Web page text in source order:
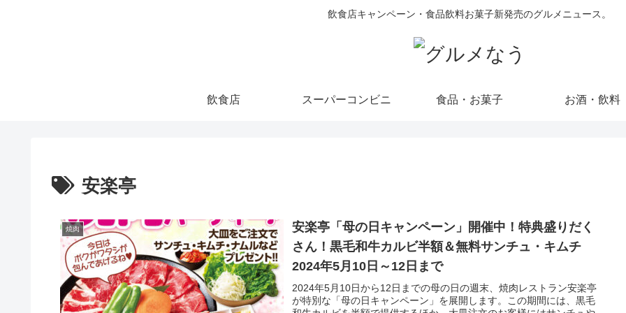
飲食店キャンペーン・食品飲料お菓子新発売のグルメニュース。
飲食店 スーパーコンビニ 食品・お菓子 お酒・飲料
安楽亭
焼肉
安楽亭「母の日キャンペーン」開催中！特典盛りだく
さん！黒毛和牛カルビ半額＆無料サンチュ・キムチ
2024年5月10日～12日まで
2024年5月10日から12日までの母の日の週末、焼肉レストラン安楽亭
が特別な「母の日キャンペーン」を展開します。この期間には、黒毛